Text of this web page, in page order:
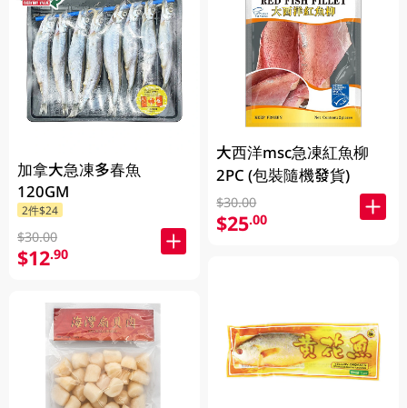
加拿大急凍多春魚
120GM
2件$24
$30.00
$12.90
大西洋msc急凍紅魚柳
2PC (包裝隨機發貨)
$30.00
$25.00